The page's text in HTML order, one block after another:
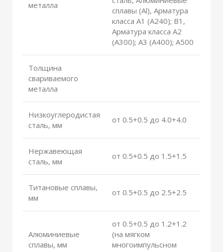
металла
сплавы (Al), Арматура
класса А1 (А240); В1,
Арматура класса А2
(А300); А3 (А400); А500
Толщина
свариваемого
металла
Низкоуглеродистая
сталь, мм
от 0.5+0.5 до 4.0+4.0
Нержавеющая
сталь, мм
от 0.5+0.5 до 1.5+1.5
Титановые сплавы,
мм
от 0.5+0.5 до 2.5+2.5
Алюминиевые
сплавы, мм
от 0.5+0.5 до 1.2+1.2
(на мягком
многоимпульсном